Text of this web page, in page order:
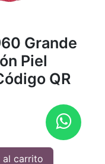
Grande
Piel
QR
al carrito